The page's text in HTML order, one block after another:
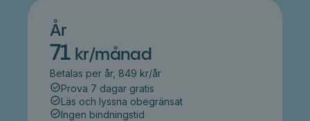
År
71 kr/månad
Betalas per år, 849 kr/år
Prova 7 dagar gratis
Läs och lyssna obegränsat
Ingen bindningstid